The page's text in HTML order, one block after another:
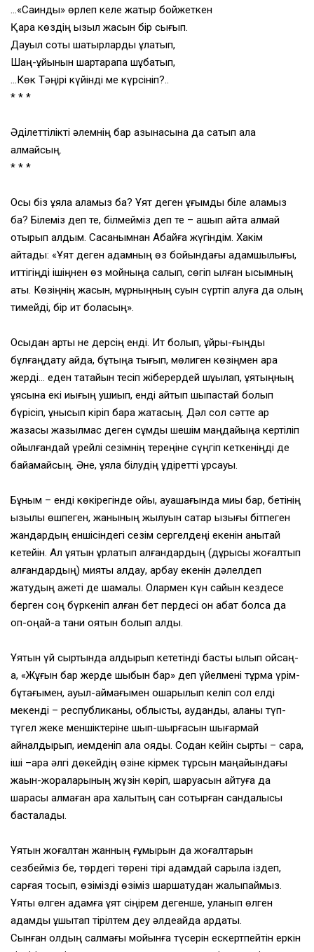
…«Саинды» өрлеп келе жатыр бойжеткен
Қара көздің қызыл жасын бір сығып.
Дауыл соқты шатырларды құлатып,
Шаң-құйынын шартарапқа шұбатып,
…Көк Тәңірі күйінді ме күрсініп?..
* * *
Әділеттілікті әлемнің бар қазынасына да сатып ала
алмайсың.
* * *
Осы біз ұяла аламыз ба? Ұят деген ұғымды біле аламыз
ба? Білеміз деп те, білмейміз деп те – ашып айта алмай
отырып қалдым. Сасқанымнан Абайға жүгіндім. Хакім
айтады: «Ұят деген адамның өз бойындағы адамшылығы,
иттігіңді ішіңнен өз мойныңа салып, сөгіп қылған қысымның
аты. Көзіңнің жасын, мұрныңның суын сүртіп алуға да қолың
тимейді, бір ит боласың».
Осыдан артық не дерсің енді. Ит болып, құйры-ғыңды
бұлғаңдату қайда, бұтыңа тығып, мөлиген көзіңмен қара
жерді… еден тақтайын тесіп жіберердей шұқылап, ұятыңның
ұясына екі иығың қушиып, енді қайтып шықпастай болып
бүрісіп, құнысып кіріп бара жатасың. Дәл сол сәтте ар
жазасы жазылмас деген сұмдық шешім маңдайыңа кертіліп
ойылғандай үрейлі сезімнің тереңіне сүңгіп кеткеніңді де
байқамайсың. Әне, ұяла білудің құдіретті құрсауы.
Бұным – енді көкірегінде ойы, қауашағында миы бар, бетінің
қызылы өшпеген, жанының жылуын сақтар қызығы бітпеген
жандардың еншісіндегі сезім сергелдеңі екенін анықтай
кетейін. Ал ұятын ұрлатып алғандардың (дұрысы жоғалтып
алғандардың) мияты алдау, арбау екенін дәлелдеп
жатудың қажеті де шамалы. Олармен күн сайын кездесе
берген соң бүркеніп алған бет пердесі он қабат болса да
оп-оңай-ақ тани қоятын болып алдық.
Ұятын үй сыртында қалдырып кететінді бастық қылып қойсаң-
ақ, «Жұғын бар жерде шыбын бар» деп үйелмені тұрмақ үрім-
бұтағымен, ауыл-аймағымен ошарылып келіп сол елді
мекенді – республиканы, облысты, ауданды, қаланы түп-
түгел жеке меншіктеріне шып-шырғасын шығармай
айналдырып, иемденіп ала қояды. Содан кейін сырты – сара,
іші –қара әлгі дөкейдің өзіне кірмек тұрсын маңайындағы
жақын-жораларының жүзін көріп, шаруасын айтуға да
шарасы қалмаған қара халықтың сан соқтырған сандалысы
басталады.
Ұятын жоғалтқан жанның ғұмырын да жоғалтарын
сезбейміз бе, төрдегі төрені тірі адамдай сарыла іздеп,
сарғая тосып, өзімізді өзіміз шаршатудан жалықпаймыз.
Ұяты өлген адамға ұят сіңірем дегенше, уланып өлген
адамды ұшықтап тірілтем деу әлдеқайда ардақты.
Сынған қолдың салмағы мойынға түсерін ескертпейтін еркін